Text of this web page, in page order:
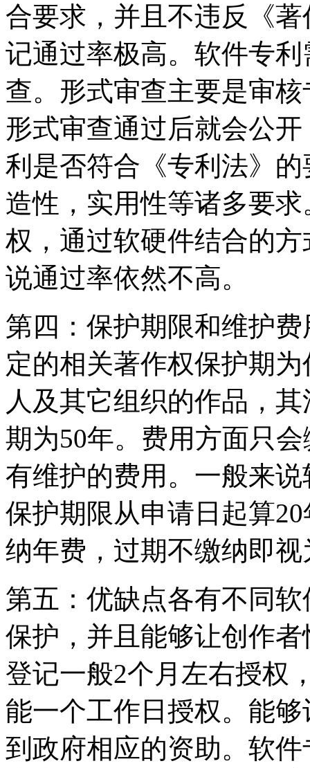
合要求，并且不违反《
记通过率极高。软件专
查。形式审查主要是审
形式审查通过后就会公
利是否符合《专利法》
造性，实用性等诸多要
权，通过软硬件结合的
说通过率依然不高。
第四：保护期限和维护
定的相关著作权保护期
人及其它组织的作品，
期为50年。费用方面只
有维护的费用。一般来
保护期限从申请日起算
纳年费，过期不缴纳即
第五：优缺点各有不同
保护，并且能够让创作
登记一般2个月左右授权
能一个工作日授权。能
到政府相应的资助。软